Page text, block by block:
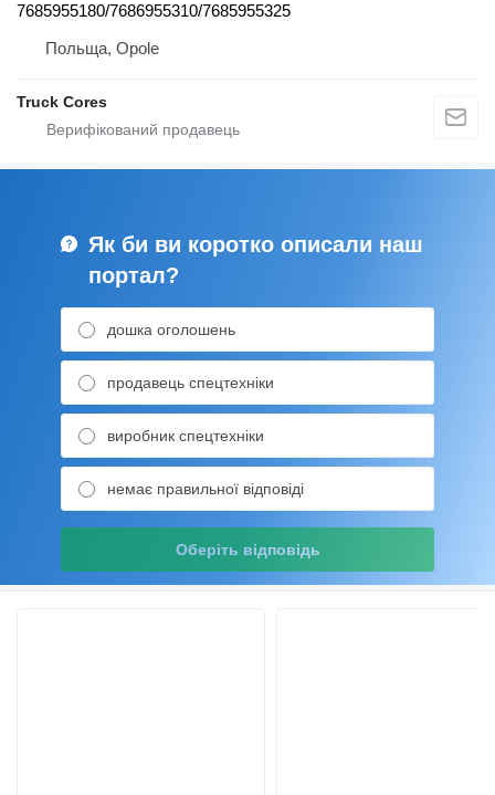
7685955180/7686955310/7685955325
Польща, Opole
Truck Cores
Як би ви коротко описали наш
портал?
дошка оголошень
продавець спецтехніки
виробник спецтехніки
немає правильної відповіді
Оберіть відповідь